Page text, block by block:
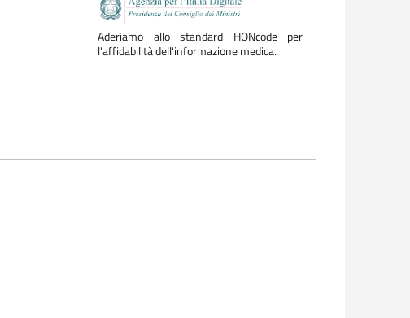
Aderiamo allo standard HONcode per
l'affidabilità dell'informazione medica.